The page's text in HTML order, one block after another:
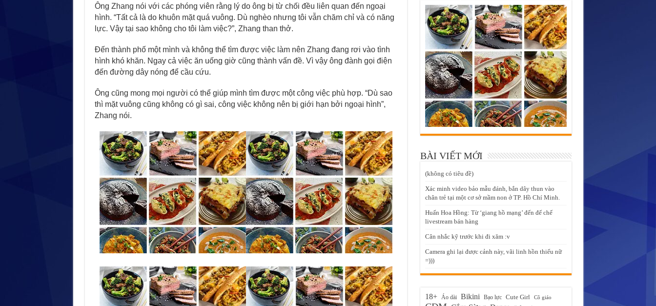
Ông Zhang nói với các phóng viên rằng lý do ông bị từ chối đều liên quan đến ngoại
hình. “Tất cả là do khuôn mặt quá vuông. Dù nghèo nhưng tôi vẫn chăm chỉ và có năng
lực. Vậy tại sao không cho tôi làm việc?”, Zhang than thở.
Đến thành phố một mình và không thể tìm được việc làm nên Zhang đang rơi vào tình
hình khó khăn. Ngay cả việc ăn uống giờ cũng thành vấn đề. Vì vậy ông đành gọi điện
đến đường dây nóng để cầu cứu.
Ông cũng mong mọi người có thể giúp mình tìm được một công việc phù hợp. “Dù sao
thì mặt vuông cũng không có gì sai, công việc không nên bị giới hạn bởi ngoại hình”,
Zhang nói.
BÀI VIẾT MỚI
(không có tiêu đề)
Xác minh video bảo mẫu đánh, bắn dây thun vào
chân trẻ tại một cơ sở mầm non ở TP. Hồ Chí Minh.
Huấn Hoa Hồng: Từ ‘giang hồ mạng’ đến đế chế
livestream bán hàng
Cân nhắc kỹ trước khi đi xăm :v
Camera ghi lại được cảnh này, vãi linh hồn thiếu nữ
=)))
18+ Áo dài Bikini Bạo lực Cute Girl Cô giáo